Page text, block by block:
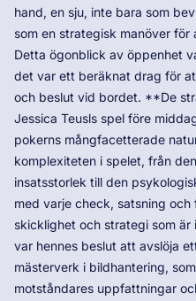
hand, en sju, inte bara som
som en strategisk manöver
Detta ögonblick av öppenhet
det var ett beräknat drag för
och beslut vid bordet. **De
Jessica Teusls spel före
pokerns mångfacetterade
komplexiteten i spelet, från
insatsstorlek till den
med varje check, satsning
skicklighet och strategi som är
var hennes beslut att avslöja
mästerverk i bildhantering,
motståndares uppfattningar